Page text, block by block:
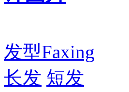
发型Faxing
长发 短发